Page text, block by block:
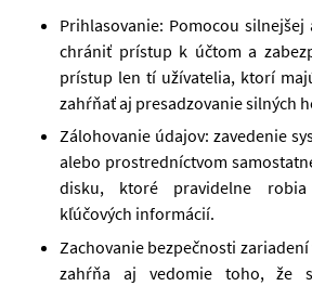
Prihlasovanie: Pomocou
chrániť prístup k účtom a
prístup len tí užívatelia, ktorí
zahŕňať aj presadzovanie silných
Zálohovanie údajov: zavedenie
alebo prostredníctvom
disku, ktoré pravidelne
kľúčových informácií.
Zachovanie bezpečnosti
zahŕňa aj vedomie toho, že